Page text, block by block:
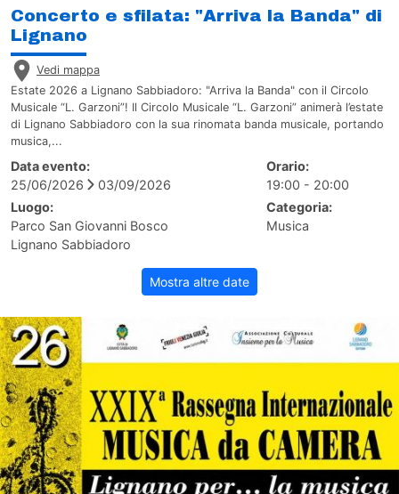
Concerto e sfilata: "Arriva la Banda" di
Lignano
Vedi mappa
Estate 2026 a Lignano Sabbiadoro: "Arriva la Banda" con il Circolo
Musicale “L. Garzoni”! Il Circolo Musicale “L. Garzoni” animerà l’estate
di Lignano Sabbiadoro con la sua rinomata banda musicale, portando
musica,...
Data evento:
25/06/2026
03/09/2026
Orario:
19:00 - 20:00
Luogo:
Parco San Giovanni Bosco
Lignano Sabbiadoro
Categoria:
Musica
Mostra altre date